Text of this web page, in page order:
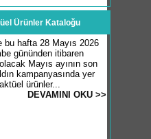
Ürünler Kataloğu
bu hafta 28 Mayıs 2026
gününden itibaren
Mayıs ayının son
kampanyasında yer
ürünler...
DEVAMINI OKU >>